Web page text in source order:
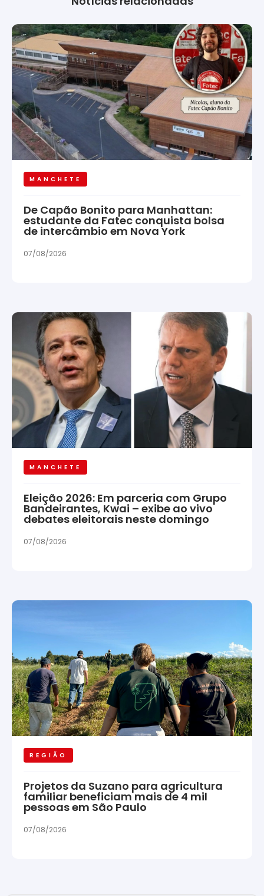
MANCHETE
De Capão Bonito para Manhattan:
estudante da Fatec conquista bolsa
de intercâmbio em Nova York
07/08/2026
MANCHETE
Eleição 2026: Em parceria com Grupo
Bandeirantes, Kwai – exibe ao vivo
debates eleitorais neste domingo
07/08/2026
REGIÃO
Projetos da Suzano para agricultura
familiar beneficiam mais de 4 mil
pessoas em São Paulo
07/08/2026